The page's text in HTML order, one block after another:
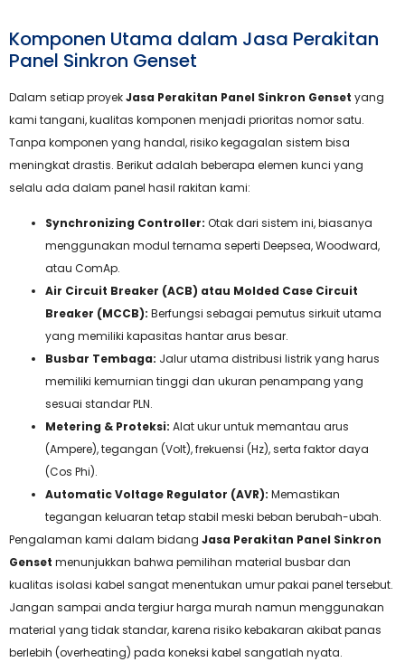
Komponen Utama dalam Jasa Perakitan
Panel Sinkron Genset
Dalam setiap proyekJasa Perakitan Panel Sinkron Genset yang
kami tangani, kualitas komponen menjadi prioritas nomor satu.
Tanpa komponen yang handal, risiko kegagalan sistem bisa
meningkat drastis. Berikut adalah beberapa elemen kunci yang
selalu ada dalam panel hasil rakitan kami:
Synchronizing Controller: Otak dari sistem ini, biasanya
menggunakan modul ternama seperti Deepsea, Woodward,
atau ComAp.
Air Circuit Breaker (ACB) atau Molded Case Circuit
Breaker (MCCB): Berfungsi sebagai pemutus sirkuit utama
yang memiliki kapasitas hantar arus besar.
Busbar Tembaga: Jalur utama distribusi listrik yang harus
memiliki kemurnian tinggi dan ukuran penampang yang
sesuai standar PLN.
Metering & Proteksi: Alat ukur untuk memantau arus
(Ampere), tegangan (Volt), frekuensi (Hz), serta faktor daya
(Cos Phi).
Automatic Voltage Regulator (AVR): Memastikan
tegangan keluaran tetap stabil meski beban berubah-ubah.
Pengalaman kami dalam bidang Jasa Perakitan Panel Sinkron
Genset menunjukkan bahwa pemilihan material busbar dan
kualitas isolasi kabel sangat menentukan umur pakai panel tersebut.
Jangan sampai anda tergiur harga murah namun menggunakan
material yang tidak standar, karena risiko kebakaran akibat panas
berlebih (overheating) pada koneksi kabel sangatlah nyata.